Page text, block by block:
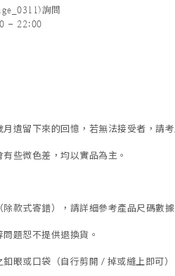
詢問
- 22:00
遺留下來的回憶，若無法接受者，請
些微色差，均以實品為主。
款式寄錯）， 請詳細參考產品尺碼數據
題恕不提供退換貨。
眼或口袋（自行剪開 / 掉或縫上即可